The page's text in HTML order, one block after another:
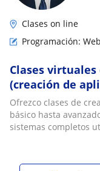
Clases on line
Programación:
Clases virtuales
(creación de
Ofrezco clases de
básico hasta
sistemas completos